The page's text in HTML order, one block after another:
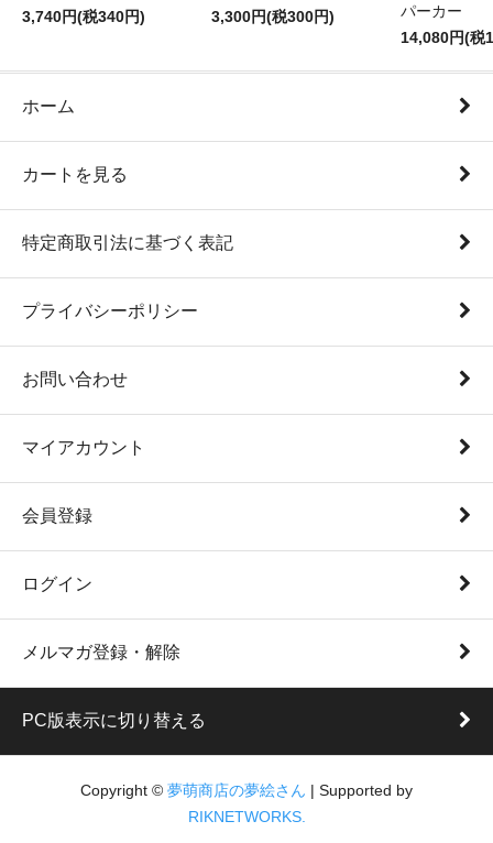
3,740円(税340円)
3,300円(税300円)
パーカー
14,080円(税
ホーム
カートを見る
特定商取引法に基づく表記
プライバシーポリシー
お問い合わせ
マイアカウント
会員登録
ログイン
メルマガ登録・解除
PC版表示に切り替える
Copyright © 夢萌商店の夢絵さん | Supported by
RIKNETWORKS.